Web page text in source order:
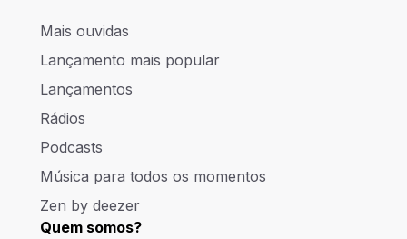
Mais ouvidas
Lançamento mais popular
Lançamentos
Rádios
Podcasts
Música para todos os momentos
Zen by deezer
Quem somos?